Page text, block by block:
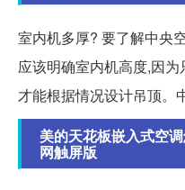
室内机多厚? 要了解中央
应该明确室内机高度,因
才能根据情况设计吊顶。
美的天花板嵌入式空
网触屏版